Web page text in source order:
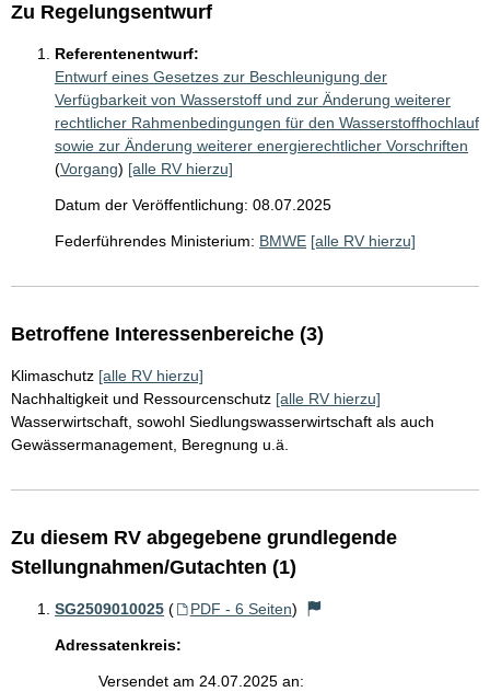
Zu Regelungsentwurf
Referentenentwurf:
Entwurf eines Gesetzes zur Beschleunigung der
Verfügbarkeit von Wasserstoff und zur Änderung weiterer
rechtlicher Rahmenbedingungen für den Wasserstoffhochlauf
sowie zur Änderung weiterer energierechtlicher Vorschriften
(Vorgang) [alle RV hierzu]
Datum der Veröffentlichung: 08.07.2025
Federführendes Ministerium: BMWE [alle RV hierzu]
Betroffene Interessenbereiche (3)
Klimaschutz [alle RV hierzu]
Nachhaltigkeit und Ressourcenschutz [alle RV hierzu]
Wasserwirtschaft, sowohl Siedlungswasserwirtschaft als auch
Gewässermanagement, Beregnung u.ä.
Zu diesem RV abgegebene grundlegende
Stellungnahmen/Gutachten (1)
SG2509010025 ( PDF - 6 Seiten)
Adressatenkreis:
Versendet am 24.07.2025 an: